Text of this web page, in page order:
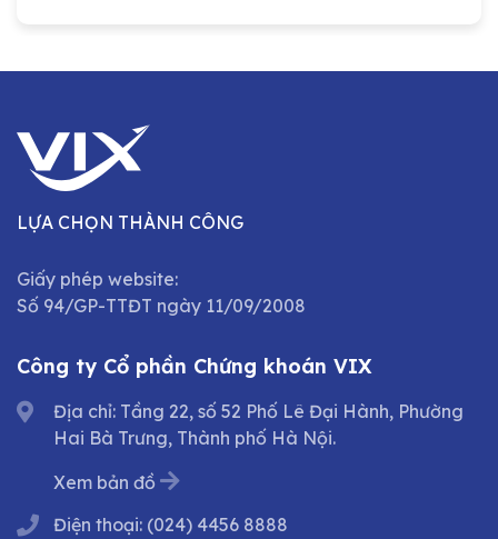
LỰA CHỌN THÀNH CÔNG
Giấy phép website:
Số 94/GP-TTĐT ngày 11/09/2008
Công ty Cổ phần Chứng khoán VIX
Địa chỉ: Tầng 22, số 52 Phố Lê Đại Hành, Phường
Hai Bà Trưng, Thành phố Hà Nội.
Xem bản đồ
Điện thoại: (024) 4456 8888